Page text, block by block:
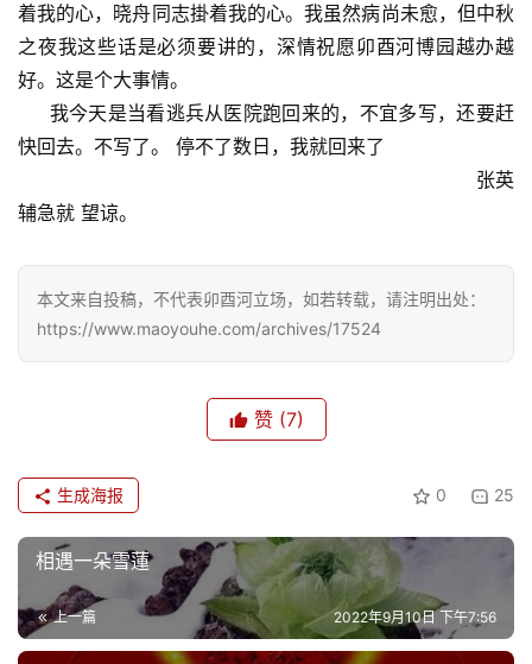
着我的心，晓舟同志掛着我的心。我虽然病尚未愈，但中秋
之夜我这些话是必须要讲的，深情祝愿卯酉河博园越办越
好。这是个大事情。
我今天是当看逃兵从医院跑回来的，不宜多写，还要赶
快回去。不写了。 停不了数日，我就回来了
张英
辅急就 望谅。
本文来自投稿，不代表卯酉河立场，如若转载，请注明出处：
https://www.maoyouhe.com/archives/17524
赞 (7)
0 25
生成海报
相遇一朵雪蓮
上一篇 2022年9月10日 下午7:56